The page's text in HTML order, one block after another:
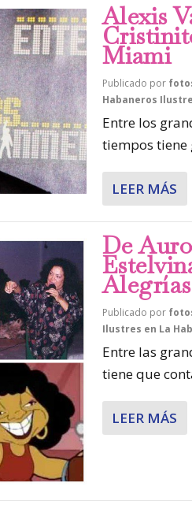
Alexis
Miami
Publicado por
Habaneros
Entre los
tiempos tiene
LEER MÁS
De
Publicado por
Ilustres en La
Entre las
tiene que
LEER MÁS